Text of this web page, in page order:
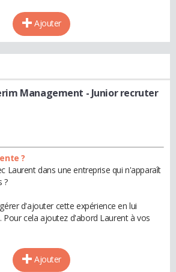
Ajouter
Management - Junior recruter
?
Laurent dans une entreprise qui n'apparaît
?
d'ajouter cette expérience en lui
Pour cela ajoutez d'abord Laurent à vos
Ajouter